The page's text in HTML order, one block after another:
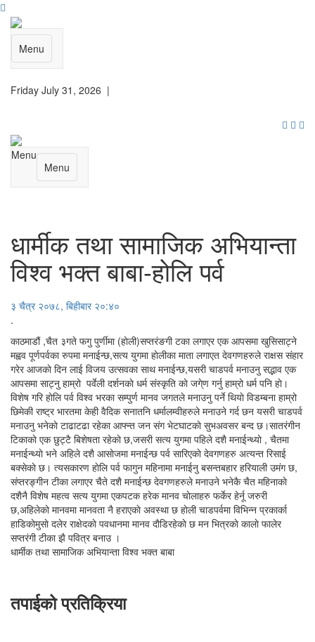
Menu
Friday July 31, 2026 |
Menu
Menu
धार्मीक तथा सामाजिक अभियान्ता
विश्व भक्त बाबा-हाेलि पर्व
३ चैत्र २०७८, बिहीबार २०:४०
.
काठमाडौं ,चैत ३गते फगु पुर्णीमा (हाेली)सप्तरंङगी टका लगाएर एक आपसमा खुसिसाट्ने
मह्वव पूर्णपर्वका रुपमा मनाईन्छ,सत्य युगमा हाेलीका माता लगाएत देवगणहरुले राक्षस संहार
गरेर आजकाे दिन लाई विजय उत्सवका साथ मनाईन्छ,यसरी चाडपर्व मनाउनु सद्भाव एक
आपसमा साट्नु हाम्रो पर्वेली दर्शनकाे धर्म संस्कृति काे जगे्ण गर्नु हाम्रो धर्म पनि हाे।
विशेष गरि हाेलि पर्व विश्व भरका सम्पुर्ण मानव जगतले मनाउनु पर्ने थियाे विडम्बना हाम्रो
छिमेकी राष्ट्र भारतमा केही वैदिक सनातनि धर्मालम्वीहरुले मनाउने गर्द छन यसरी चाडपर्व
मनाउनु भनेकाे टाढाटढा रहेका आफ्न्त जन संग भेटघाटकाे सुभअवसर बन्द छ।सातरंगीन
टिकाकाे एक छुट्टै बिशेषता रहेकाे छ,जसरी सत्य युगमा पहिले दशै मनाईन्थ्याे , चैतमा
मनाईन्थ्याे भने अहिले दशै आसाेजमा मनाईन्छ पर्व सारिएकाे देवगणहरु अत्यन्त रिसाई
बक्सेकाे छ। त्यसकारण हाेलि पर्व फागुन महिनामा मनाईनु बसन्तबहार हरियाली उमंग छ,
संप्तरङ्गीन टीका लगाएर चैते दशै मनाईन्छ देवगणहरुले मनाउने भनेकै चैत महिनाकाे
दशैनै विशेष महत्व सत्य युगमा एकपटक हरेक मानव चाेलाहरु फर्केर हेर्नू जरुरी
छ,अहिलेकाे मानवमा मानवता नै हराएकाे अवस्था छ हाेली चाडपर्वमा विभिन्न प्रकार्का
हाडिकाेमुसाे दलेर राक्षेदकाे पवधानमा मानव दाैडिरहेकाे छ मन भित्रकाे कालाे फालेर
सप्तरंगी टीका झै पवित्र बनाउ ।
धार्मीक तथा सामाजिक अभियान्ता विश्व भक्त बाबा
तपाईको प्रतिक्रिया